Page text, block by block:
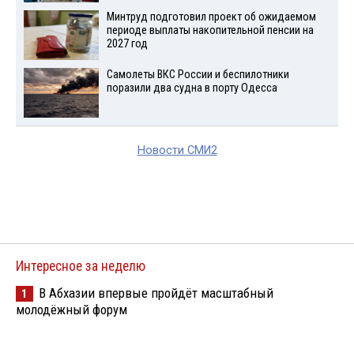
Минтруд подготовил проект об ожидаемом
периоде выплаты накопительной пенсии на
2027 год
Самолеты ВКС России и беспилотники
поразили два судна в порту Одесса
Новости СМИ2
Интересное за неделю
1
В Абхазии впервые пройдёт масштабный
молодёжный форум